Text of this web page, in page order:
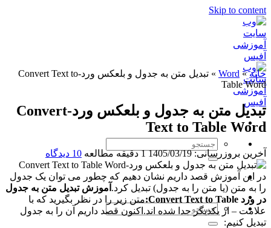
Skip to content
خانه»
Word
»
تبدیل متن به جدول و بلعکس ورد-Convert Text to
Table Word
تبدیل متن به جدول و بلعکس ورد-Convert
Text to Table Word
آخرین بروزرسانی: 1405/03/19 1 دقیقه مطالعه 10 دیدگاه
در این آموزش قصد داریم نشان دهیم که چطور می توان یک جدول
را به متن (یا متن را به جدول) تبدیل کرد. آموزش تبدیل متن به جدول
در ورد Convert Text to Table:
متن زیر را در نظر بگیرید که با
علامت – از یکدیگر جدا شده اند.اکنون قصد داریم آن را به جدول
تبدیل کنیم: